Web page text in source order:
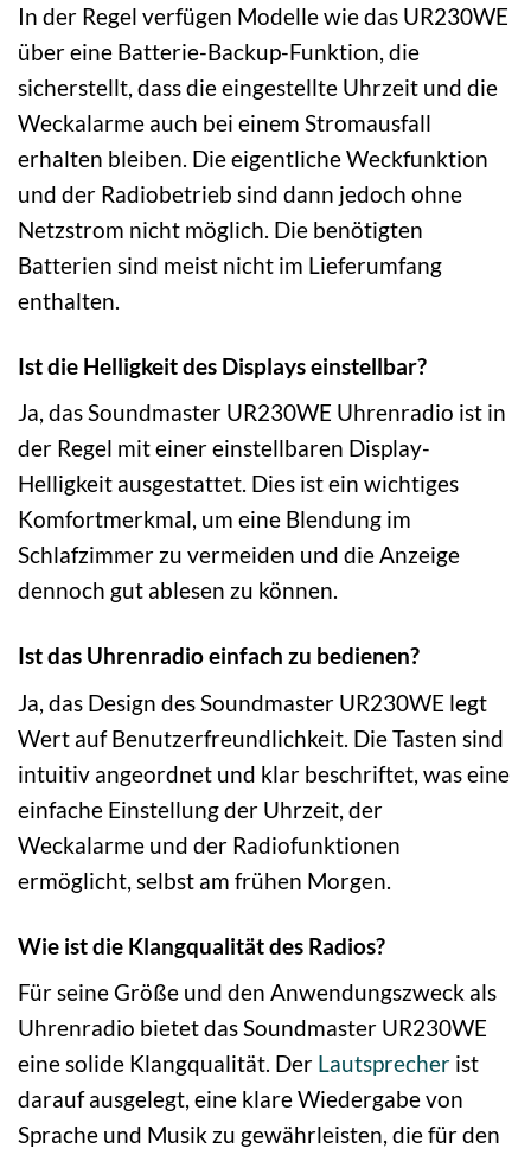
In der Regel verfügen Modelle wie das UR230WE
über eine Batterie-Backup-Funktion, die
sicherstellt, dass die eingestellte Uhrzeit und die
Weckalarme auch bei einem Stromausfall
erhalten bleiben. Die eigentliche Weckfunktion
und der Radiobetrieb sind dann jedoch ohne
Netzstrom nicht möglich. Die benötigten
Batterien sind meist nicht im Lieferumfang
enthalten.
Ist die Helligkeit des Displays einstellbar?
Ja, das Soundmaster UR230WE Uhrenradio ist in
der Regel mit einer einstellbaren Display-
Helligkeit ausgestattet. Dies ist ein wichtiges
Komfortmerkmal, um eine Blendung im
Schlafzimmer zu vermeiden und die Anzeige
dennoch gut ablesen zu können.
Ist das Uhrenradio einfach zu bedienen?
Ja, das Design des Soundmaster UR230WE legt
Wert auf Benutzerfreundlichkeit. Die Tasten sind
intuitiv angeordnet und klar beschriftet, was eine
einfache Einstellung der Uhrzeit, der
Weckalarme und der Radiofunktionen
ermöglicht, selbst am frühen Morgen.
Wie ist die Klangqualität des Radios?
Für seine Größe und den Anwendungszweck als
Uhrenradio bietet das Soundmaster UR230WE
eine solide Klangqualität. Der Lautsprecher ist
darauf ausgelegt, eine klare Wiedergabe von
Sprache und Musik zu gewährleisten, die für den